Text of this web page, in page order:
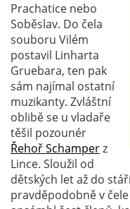
Prachatice nebo
Soběslav. Do čela
souboru Vilém
postavil Linharta
Gruebara, ten pak
sám najímal ostatní
muzikanty. Zvláštní
oblibě se u vladaře
těšil pozounér
Řehoř Schamperz
Lince. Sloužil od
dětských let až do
pravděpodobně v